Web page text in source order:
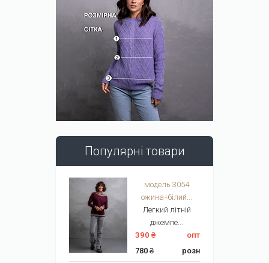
Популярні товари
модель 3054
ожина+білий...
Легкий літній
джемпе...
390 ₴
опт
780 ₴
розн